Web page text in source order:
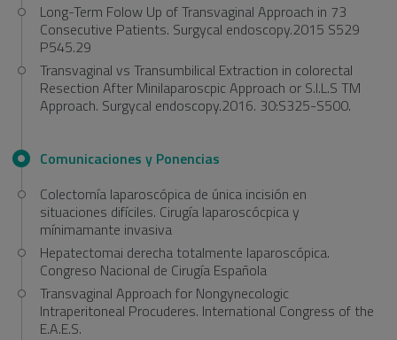
Long-Term Folow Up of Transvaginal Approach in 73
Consecutive Patients. Surgycal endoscopy.2015 S529
P545.29
Transvaginal vs Transumbilical Extraction in colorectal
Resection After Minilaparoscpic Approach or S.I.L.S TM
Approach. Surgycal endoscopy.2016. 30:S325-S500.
Comunicaciones y Ponencias
Colectomía laparoscópica de única incisión en
situaciones difíciles. Cirugía laparoscócpica y
mínimamante invasiva
Hepatectomai derecha totalmente laparoscópica.
Congreso Nacional de Cirugía Española
Transvaginal Approach for Nongynecologic
Intraperitoneal Procuderes. International Congress of the
E.A.E.S.